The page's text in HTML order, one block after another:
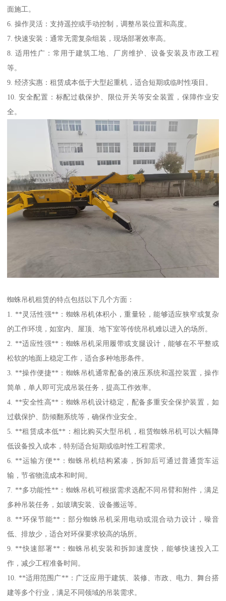
面施工。
6. 操作灵活：支持遥控或手动控制，调整吊装位置和高度。
7. 快速安装：通常无需复杂组装，现场部署效率高。
8. 适用性广：常用于建筑工地、厂房维护、设备安装及市政工程
等。
9. 经济实惠：租赁成本低于大型起重机，适合短期或临时性项目。
10. 安全配置：标配过载保护、限位开关等安全装置，保障作业安
全。
蜘蛛吊机租赁的特点包括以下几个方面：
1. **灵活性强**：蜘蛛吊机体积小，重量轻，能够适应狭窄或复杂
的工作环境，如室内、屋顶、地下室等传统吊机难以进入的场所。
2. **适应性强**：蜘蛛吊机采用履带或支腿设计，能够在不平整或
松软的地面上稳定工作，适合多种地形条件。
3. **操作便捷**：蜘蛛吊机通常配备的液压系统和遥控装置，操作
简单，单人即可完成吊装任务，提高工作效率。
4. **安全性高**：蜘蛛吊机设计稳定，配备多重安全保护装置，如
过载保护、防倾翻系统等，确保作业安全。
5. **租赁成本低**：相比购买大型吊机，租赁蜘蛛吊机可以大幅降
低设备投入成本，特别适合短期或临时性工程需求。
6. **运输方便**：蜘蛛吊机结构紧凑，拆卸后可通过普通货车运
输，节省物流成本和时间。
7. **多功能性**：蜘蛛吊机可根据需求选配不同吊臂和附件，满足
多种吊装任务，如玻璃安装、设备搬运等。
8. **环保节能**：部分蜘蛛吊机采用电动或混合动力设计，噪音
低、排放少，适合对环保要求较高的场所。
9. **快速部署**：蜘蛛吊机安装和拆卸速度快，能够快速投入工
作，减少工程准备时间。
10. **适用范围广**：广泛应用于建筑、装修、市政、电力、舞台搭
建等多个行业，满足不同领域的吊装需求。